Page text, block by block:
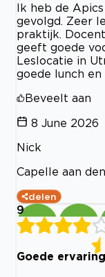
Ik heb de
gevolgd. Zeer
praktijk.
geeft goede
Leslocatie in
goede lunch
Beveelt aan
8 June 2026
Nick
Capelle aan
delen
9
Goede